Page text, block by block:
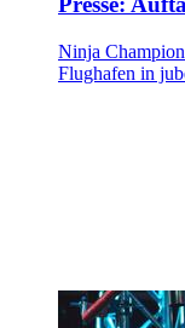
Ninja
Flughafen in